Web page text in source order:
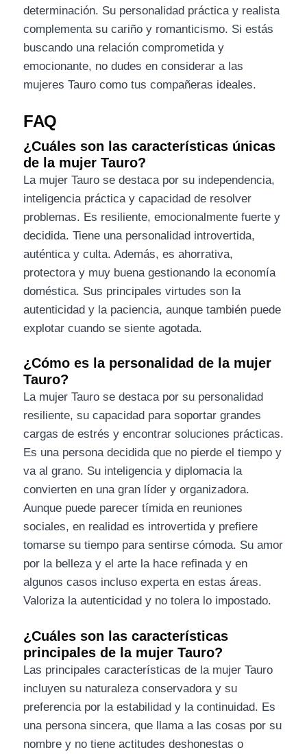
determinación. Su personalidad práctica y realista
complementa su cariño y romanticismo. Si estás
buscando una relación comprometida y
emocionante, no dudes en considerar a las
mujeres Tauro como tus compañeras ideales.
FAQ
¿Cuáles son las características únicas
de la mujer Tauro?
La mujer Tauro se destaca por su independencia,
inteligencia práctica y capacidad de resolver
problemas. Es resiliente, emocionalmente fuerte y
decidida. Tiene una personalidad introvertida,
auténtica y culta. Además, es ahorrativa,
protectora y muy buena gestionando la economía
doméstica. Sus principales virtudes son la
autenticidad y la paciencia, aunque también puede
explotar cuando se siente agotada.
¿Cómo es la personalidad de la mujer
Tauro?
La mujer Tauro se destaca por su personalidad
resiliente, su capacidad para soportar grandes
cargas de estrés y encontrar soluciones prácticas.
Es una persona decidida que no pierde el tiempo y
va al grano. Su inteligencia y diplomacia la
convierten en una gran líder y organizadora.
Aunque puede parecer tímida en reuniones
sociales, en realidad es introvertida y prefiere
tomarse su tiempo para sentirse cómoda. Su amor
por la belleza y el arte la hace refinada y en
algunos casos incluso experta en estas áreas.
Valoriza la autenticidad y no tolera lo impostado.
¿Cuáles son las características
principales de la mujer Tauro?
Las principales características de la mujer Tauro
incluyen su naturaleza conservadora y su
preferencia por la estabilidad y la continuidad. Es
una persona sincera, que llama a las cosas por su
nombre y no tiene actitudes deshonestas o